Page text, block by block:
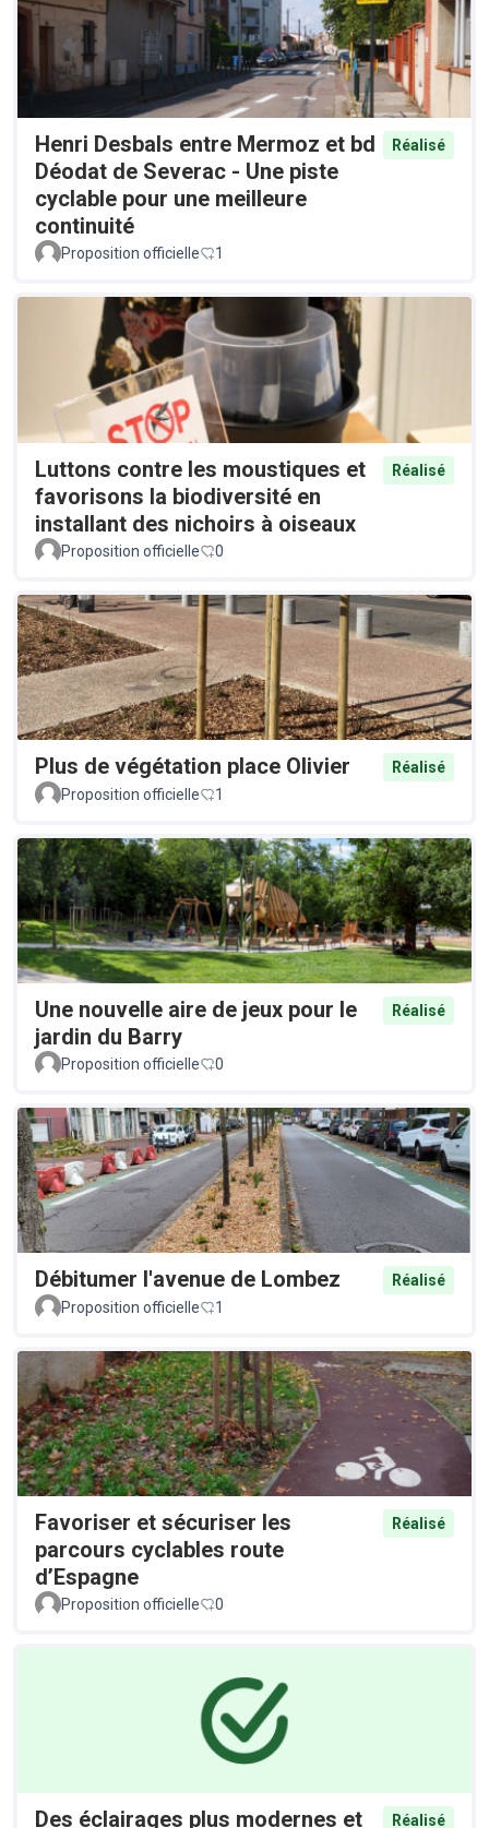
Henri Desbals entre Mermoz et bd
Déodat de Severac - Une piste
cyclable pour une meilleure
continuité
Réalisé
Proposition officielle 1
Luttons contre les moustiques et
favorisons la biodiversité en
installant des nichoirs à oiseaux
Réalisé
Proposition officielle 0
Plus de végétation place Olivier
Réalisé
Proposition officielle
1
Une nouvelle aire de jeux pour le
jardin du Barry
Réalisé
Proposition officielle 0
Débitumer l'avenue de Lombez
Réalisé
Proposition officielle
1
Favoriser et sécuriser les
parcours cyclables route
d’Espagne
Réalisé
Proposition officielle 0
Des éclairages plus modernes et Réalisé